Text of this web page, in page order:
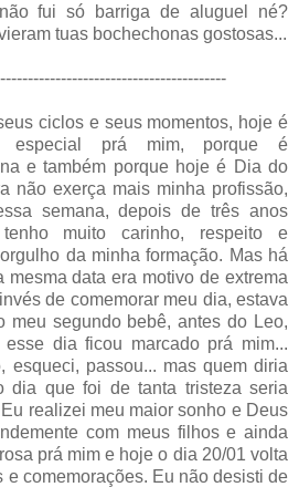
fui só barriga de aluguel né?
tuas bochechonas gostosas...
ciclos e seus momentos, hoje é
especial prá mim, porque é
e também porque hoje é Dia do
não exerça mais minha profissão,
semana, depois de três anos
muito carinho, respeito e
da minha formação. Mas há
mesma data era motivo de extrema
de comemorar meu dia, estava
meu segundo bebê, antes do Leo,
dia ficou marcado prá mim...
esqueci, passou... mas quem diria
dia que foi de tanta tristeza seria
realizei meu maior sonho e Deus
com meus filhos e ainda
prá mim e hoje o dia 20/01 volta
e comemorações. Eu não desisti de